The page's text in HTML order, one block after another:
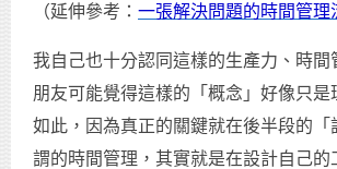
（延伸參考： 一張解決問題的時間管理
我自己也十分認同這樣的生產力、時間
朋友可能覺得這樣的「概念」好像只是
如此，因為真正的關鍵就在後半段的「
謂的時間管理，其實就是在設計自己的